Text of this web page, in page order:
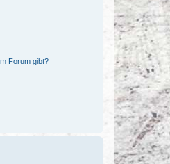
Forum gibt?